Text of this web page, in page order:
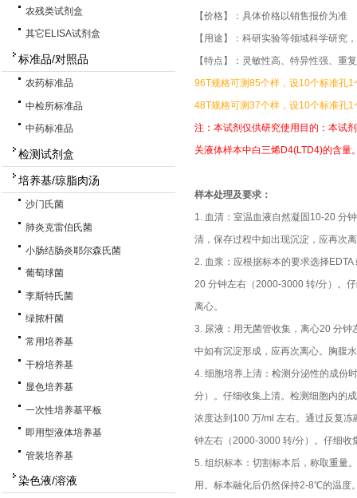
农残类试剂盒
其它ELISA试剂盒
标准品/对照品
农药标准品
中检所标准品
中药标准品
检测试剂盒
培养基/琼脂肉汤
沙门氏菌
肺炎克雷伯氏菌
小肠结肠炎耶尔森氏菌
葡萄球菌
李斯特氏菌
绿脓杆菌
常用培养基
干粉培养基
显色培养基
一次性培养基平板
即用型液体培养基
管装培养基
染色液/溶液
【价格】：具体价格以销售报价为准
【用途】：科研实验等领域科学研究
【特点】：灵敏性高、特异性强、重
96T规格可测85个样，设10个标准孔1
48T规格可测37个样，设10个标准孔1
注：本试剂仅供研究使用目的：本试
关液体样本中白三烯D4(LTD4)的含量
样本处理及要求：
1. 血清：室温血液自然凝固10-20 分
清，保存过程中如出现沉淀，应再次
2. 血浆：应根据标本的要求选择
20 分钟左右（2000-3000 转/分）。
离心。
3. 尿液：用无菌管收集，离心20 分
中如有沉淀形成，应再次离心。胸腹
4. 细胞培养上清：检测分泌性的成份
分）。仔细收集上清。检测细胞内的
浓度达到100 万/ml 左右。通过反复
钟左右（2000-3000 转/分）。仔细收
5. 组织标本：切割标本后，称取重量
用。标本融化后仍然保持2-8℃的温度